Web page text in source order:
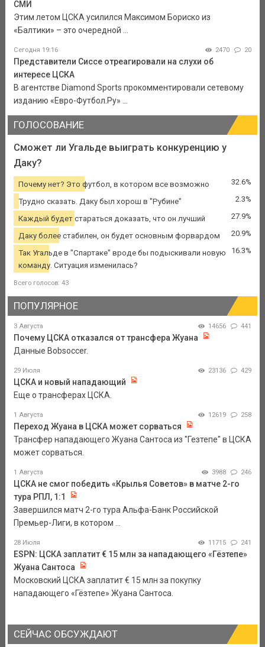
СМИ
Этим летом ЦСКА усилился Максимом Бориско из
«Балтики» – это очередной ...
Сегодня 19:16 2470 20
Представители Сиссе отреагировали на слухи об
интересе ЦСКА
В агентстве Diamond Sports прокомментировали сетевому
изданию «Евро-Футбол.Ру» ...
ГОЛОСОВАНИЕ
Сможет ли Угальде выиграть конкуренцию у
Даку?
Почему нет? Это футбол, в котором все возможно 32.6%
Трудно сказать. Даку был хорош в "Рубине" 2.3%
Каждый будет стараться доказать, что он лучший 27.9%
Даку более стабилен, он будет основным форвардом 20.9%
Так Угальде в "Спартаке" вроде бы подыскивали новую
команду. Ситуация изменилась?
16.3%
Всего голосов: 43
ПОПУЛЯРНОЕ
3 Августа 14656 441
Почему ЦСКА отказался от трансфера Жуана
Данные Bobsoccer.
29 Июля 23136 429
ЦСКА и новый нападающий
Еще о трансферах ЦСКА.
1 Августа 12619 258
Переход Жуана в ЦСКА может сорваться
Трансфер нападающего Жуана Сантоса из "Гезтепе" в ЦСКА
может сорваться.
1 Августа 3988 246
ЦСКА не смог победить «Крылья Советов» в матче 2-го
тура РПЛ, 1:1
Завершился матч 2-го тура Альфа-Банк Российской
Премьер-Лиги, в котором ...
28 Июля 11715 241
ESPN: ЦСКА заплатит € 15 млн за нападающего «Гёзтепе»
Жуана Сантоса
Московский ЦСКА заплатит € 15 млн за покупку
нападающего «Гёзтепе» Жуана Сантоса.
СЕЙЧАС ОБСУЖДАЮТ